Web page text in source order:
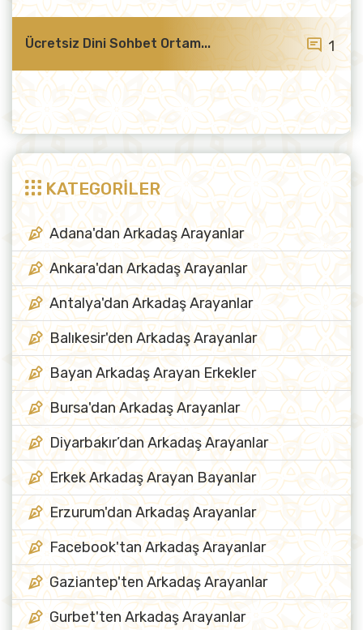
Ücretsiz Dini Sohbet Ortam... 1
KATEGORİLER
Adana'dan Arkadaş Arayanlar
Ankara'dan Arkadaş Arayanlar
Antalya'dan Arkadaş Arayanlar
Balıkesir'den Arkadaş Arayanlar
Bayan Arkadaş Arayan Erkekler
Bursa'dan Arkadaş Arayanlar
Diyarbakır’dan Arkadaş Arayanlar
Erkek Arkadaş Arayan Bayanlar
Erzurum'dan Arkadaş Arayanlar
Facebook'tan Arkadaş Arayanlar
Gaziantep'ten Arkadaş Arayanlar
Gurbet'ten Arkadaş Arayanlar